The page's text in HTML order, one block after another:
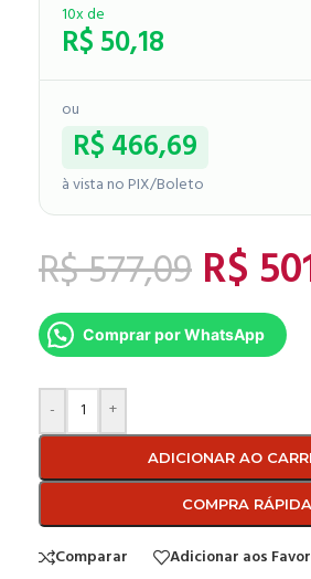
10x de
R$50,18
ou
R$466,69
à vista no PIX/Boleto
R$577,09 R$
Comprar por WhatsApp
- +
ADICIONAR AO
COMPRA RÁPIDA
Comparar Adicionar aos